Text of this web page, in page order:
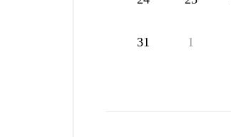
31 1